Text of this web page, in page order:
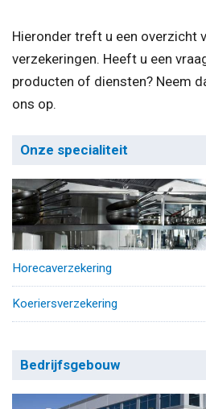
Hieronder treft u een overzicht
verzekeringen. Heeft u een
producten of diensten? Neem
ons op.
Onze specialiteit
Horecaverzekering
Koeriersverzekering
Bedrijfsgebouw